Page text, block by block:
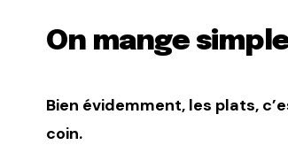
On mange
Bien évidemment, les plats,
coin.